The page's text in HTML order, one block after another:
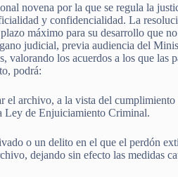
novena por la que se regula la
y confidencialidad. La
máximo para su desarrollo que
judicial, previa audiencia del
valorando los acuerdos a los que las
podrá:
el archivo, a la vista del
Ley de Enjuiciamiento Criminal.
o un delito en el que el perdón
dejando sin efecto las medidas